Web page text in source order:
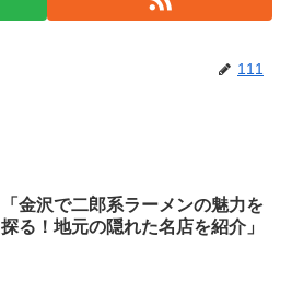
111
「金沢で二郎系ラーメンの魅力を
探る！地元の隠れた名店を紹介」